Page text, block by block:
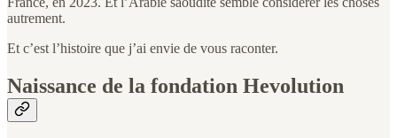
autrement.
Et c’est l’histoire que j’ai envie de vous raconter.
Naissance de la fondation Hevolution